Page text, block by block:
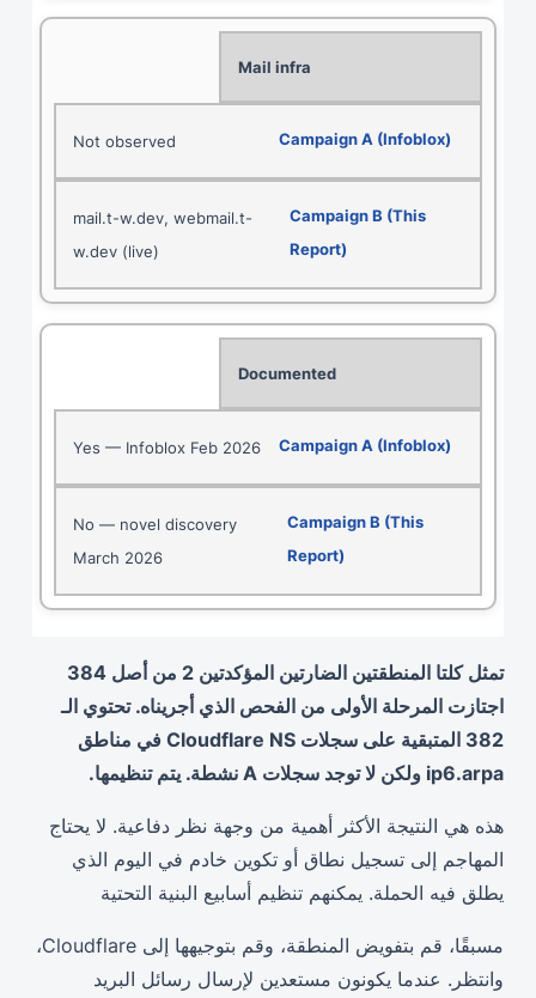
Mail infra
Not observed
mail.t-w.dev, webmail.t-
w.dev (live)
Documented
Yes — Infoblox Feb 2026
No — novel discovery
March 2026
تمثل كلتا المنطقتين الضارتين المؤكدتين 2 من أصل 384
اجتازت المرحلة الأولى من الفحص الذي أجريناه. تحتوي الـ
382 المتبقية على سجلات Cloudflare NS في مناطق
ip6.arpa ولكن لا توجد سجلات A نشطة. يتم تنظيمها.
هذه هي النتيجة الأكثر أهمية من وجهة نظر دفاعية. لا يحتاج
المهاجم إلى تسجيل نطاق أو تكوين خادم في اليوم الذي
يطلق فيه الحملة. يمكنهم تنظيم أسابيع البنية التحتية
مسبقًا، قم بتفويض المنطقة، وقم بتوجيهها إلى Cloudflare،
وانتظر. عندما يكونون مستعدين لإرسال رسائل البريد